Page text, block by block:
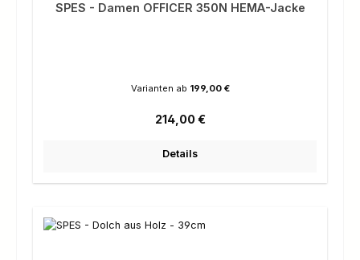
SPES - Damen OFFICER 350N HEMA-Jacke
Varianten ab 199,00 €
Regulärer Preis:
214,00 €
Details